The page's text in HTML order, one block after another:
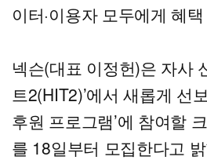
이터·이용자 모두에게 혜
넥슨(대표 이정헌)은 자사
트2(HIT2)’에서 새롭게 선
후원 프로그램’에 참여할
를 18일부터 모집한다고